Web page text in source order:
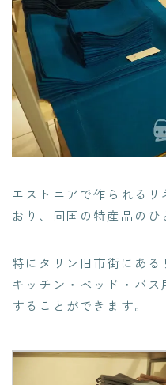
エストニアで作られる
おり、同国の特産品のひ
特にタリン旧市街にある
キッチン・ベッド・バ
することができます。